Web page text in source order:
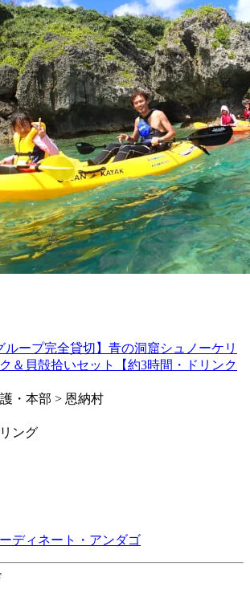
ループ完全貸切】青の洞窟シュノーケリ
＆貝殻拾いセット【約3時間・ドリンク
・本部 > 恩納村
ング
ディネート・アンダゴ